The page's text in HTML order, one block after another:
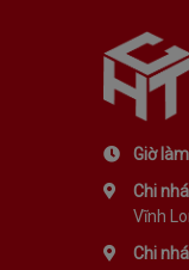
Giờ
Chi
Vĩnh
Chi